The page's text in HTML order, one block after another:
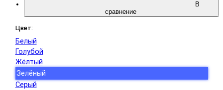
В
сравнение
Цвет:
Белый
Голубой
Жёлтый
Зелёный
Серый